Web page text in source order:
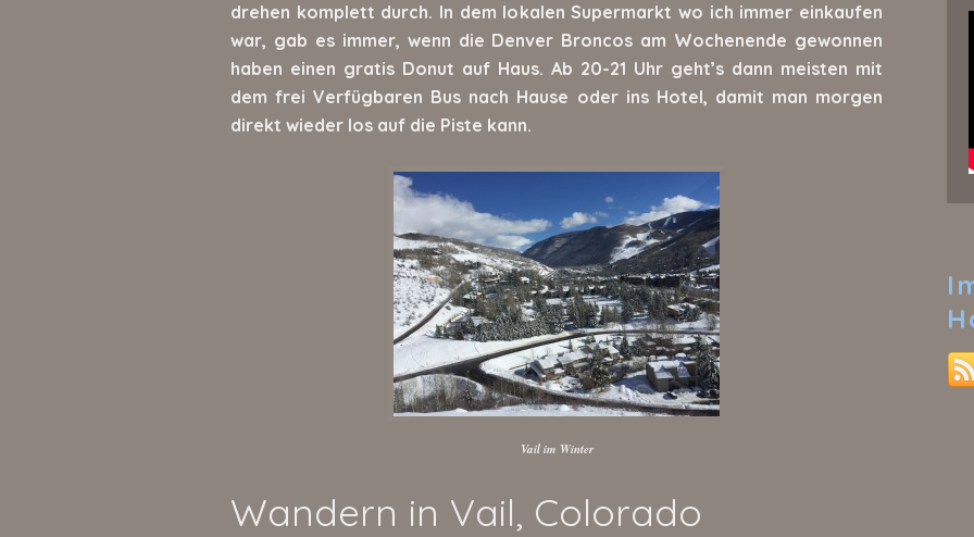
drehen komplett durch. In dem lokalen Supermarkt wo ich immer einkaufen
war, gab es immer, wenn die Denver Broncos am Wochenende gewonnen
haben einen gratis Donut auf Haus. Ab 20-21 Uhr geht’s dann meisten mit
dem frei Verfügbaren Bus nach Hause oder ins Hotel, damit man morgen
direkt wieder los auf die Piste kann.
Vail im Winter
Wandern in Vail, Colorado